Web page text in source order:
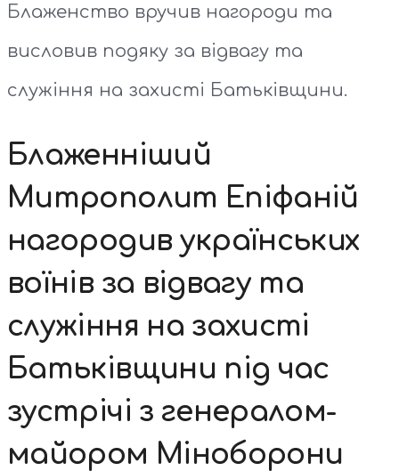
Блаженство вручив нагороди та
висловив подяку за відвагу та
служіння на захисті Батьківщини.
Блаженніший
Митрополит Епіфаній
нагородив українських
воїнів за відвагу та
служіння на захисті
Батьківщини під час
зустрічі з генералом-
майором Міноборони